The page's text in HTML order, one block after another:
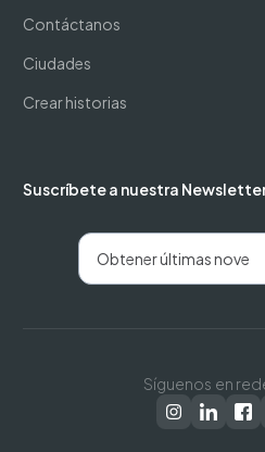
Contáctanos
Ciudades
Crear historias
Suscríbete a nuestra
Síguenos en